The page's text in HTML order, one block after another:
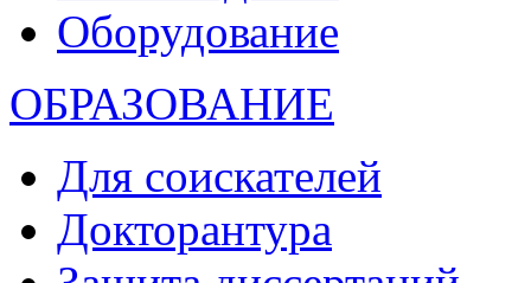
Оборудование
ОБРАЗОВАНИЕ
Для соискателей
Докторантура